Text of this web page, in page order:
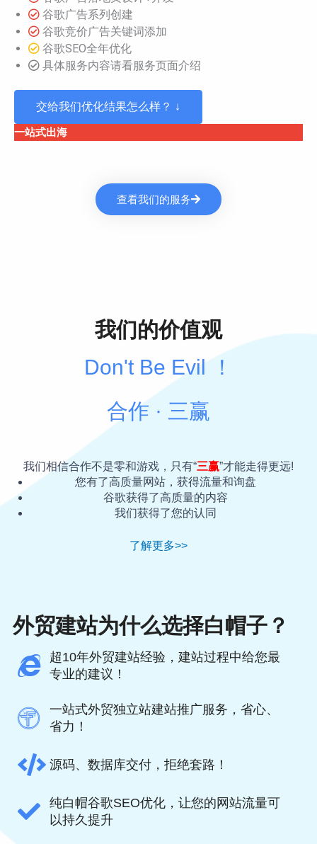
谷歌广告系列创建
谷歌竞价广告关键词添加
谷歌SEO全年优化
具体服务内容请看服务页面介绍
交给我们优化结果怎么样？ ↓
一站式出海
查看我们的服务
外贸建站为什么选择白帽子？
超10年外贸建站经验，建站过程中给您最
专业的建议！
一站式外贸独立站建站推广服务，省心、
省力！
源码、数据库交付，拒绝套路！
纯白帽谷歌SEO优化，让您的网站流量可
以持久提升
我们的价值观
Don't Be Evil ！
合作 · 三赢
我们相信合作不是零和游戏，只有“三赢”才能走得更远!
您有了高质量网站，获得流量和询盘
谷歌获得了高质量的内容
我们获得了您的认同
了解更多>>